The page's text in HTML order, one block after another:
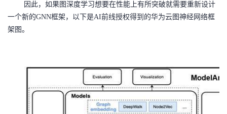
因此，如果图深度学习想要在性能上有所突破就需要重新设计
一个新的GNN框架，以下是AI前线授权得到的华为云图神经网络框
架图。